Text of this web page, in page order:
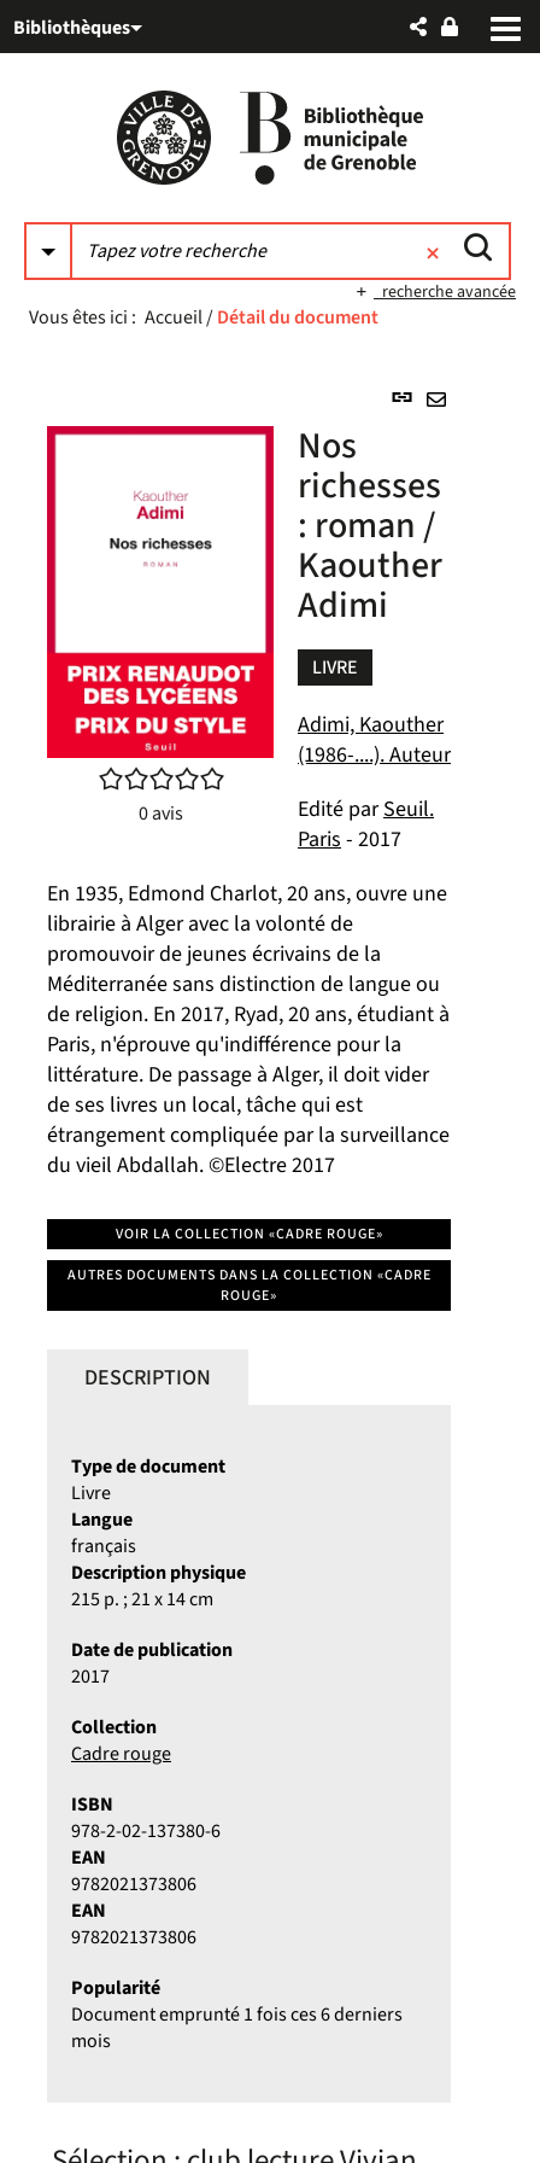
au
auBibliothèques
recherche avancée
Vous êtes ici : Accueil/Détail du document
Lien
mail
/5
0avis
Nos
richesses
: roman /
Kaouther
Adimi
LIVRE
Adimi, Kaouther
(1986-....). Auteur
Edité parSeuil.
Paris- 2017
En 1935, Edmond Charlot, 20 ans, ouvre une
librairie à Alger avec la volonté de
promouvoir de jeunes écrivains de la
Méditerranée sans distinction de langue ou
de religion. En 2017, Ryad, 20 ans, étudiant à
Paris, n'éprouve qu'indifférence pour la
littérature. De passage à Alger, il doit vider
de ses livres un local, tâche qui est
étrangement compliquée par la surveillance
du vieil Abdallah. ©Electre 2017
VOIR LA COLLECTION «CADRE ROUGE»
AUTRES DOCUMENTS DANS LA COLLECTION «CADRE
ROUGE»
DESCRIPTION
Type de document
Livre
Langue
français
Description physique
215 p. ; 21 x 14 cm
Date de publication
2017
Collection
Cadre rouge
ISBN
978-2-02-137380-6
EAN
9782021373806
EAN
9782021373806
Popularité
Document emprunté 1 fois ces 6 derniers
mois